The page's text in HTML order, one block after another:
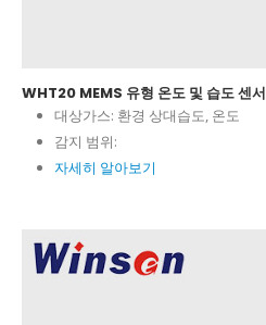
WHT20 MEMS 유형 온도 및 습도 센서
대상가스: 환경 상대습도, 온도
감지 범위:
자세히 알아보기